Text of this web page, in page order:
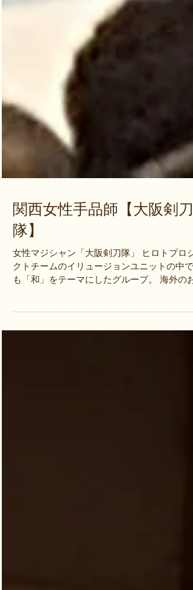
関西女性手品師【大阪剣刀
隊】
女性マジシャン「大阪剣刀隊」 ヒロトプロジ
クトチームのイリュージョンユニットの中で
様に始まり、国内で人気のグループ。 Made in